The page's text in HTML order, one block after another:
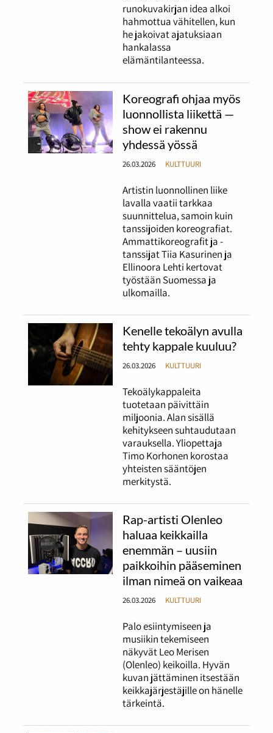
runokuvakirjan idea alkoi
hahmottua vähitellen, kun
he jakoivat ajatuksiaan
hankalassa
elämäntilanteessa.
Koreografi ohjaa myös
luonnollista liikettä —
show ei rakennu
yhdessä yössä
26.03.2026 KULTTUURI
Artistin luonnollinen liike
lavalla vaatii tarkkaa
suunnittelua, samoin kuin
tanssijoiden koreografiat.
Ammattikoreografit ja -
tanssijat Tiia Kasurinen ja
Ellinoora Lehti kertovat
työstään Suomessa ja
ulkomailla.
Kenelle tekoälyn avulla
tehty kappale kuuluu?
26.03.2026 KULTTUURI
Tekoälykappaleita
tuotetaan päivittäin
miljoonia. Alan sisällä
kehitykseen suhtaudutaan
varauksella. Yliopettaja
Timo Korhonen korostaa
yhteisten sääntöjen
merkitystä.
Rap-artisti Olenleo
haluaa keikkailla
enemmän – uusiin
paikkoihin pääseminen
ilman nimeä on vaikeaa
26.03.2026 KULTTUURI
Palo esiintymiseen ja
musiikin tekemiseen
näkyvät Leo Merisen
(Olenleo) keikoilla. Hyvän
kuvan jättäminen itsestään
keikkajärjestäjille on hänelle
tärkeintä.